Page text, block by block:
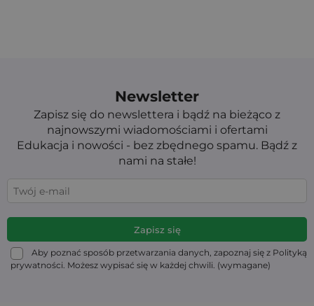
Newsletter
Zapisz się do newslettera i bądź na bieżąco z
najnowszymi wiadomościami i ofertami
Edukacja i nowości - bez zbędnego spamu. Bądź z
nami na stałe!
Aby poznać sposób przetwarzania danych, zapoznaj się z Polityką
prywatności. Możesz wypisać się w każdej chwili. (wymagane)